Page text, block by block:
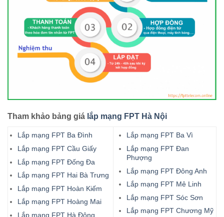
Tham khảo bảng giá lắp mạng FPT Hà Nội
Lắp mạng FPT Ba Đình
Lắp mạng FPT Cầu Giấy
Lắp mạng FPT Đống Đa
Lắp mạng FPT Hai Bà Trưng
Lắp mạng FPT Hoàn Kiếm
Lắp mạng FPT Hoàng Mai
Lắp mạng FPT Hà Đông
Lắp mạng FPT Ba Vì
Lắp mạng FPT Đan
Phượng
Lắp mạng FPT Đông Anh
Lắp mạng FPT Mê Linh
Lắp mạng FPT Sóc Sơn
Lắp mạng FPT Chương Mỹ